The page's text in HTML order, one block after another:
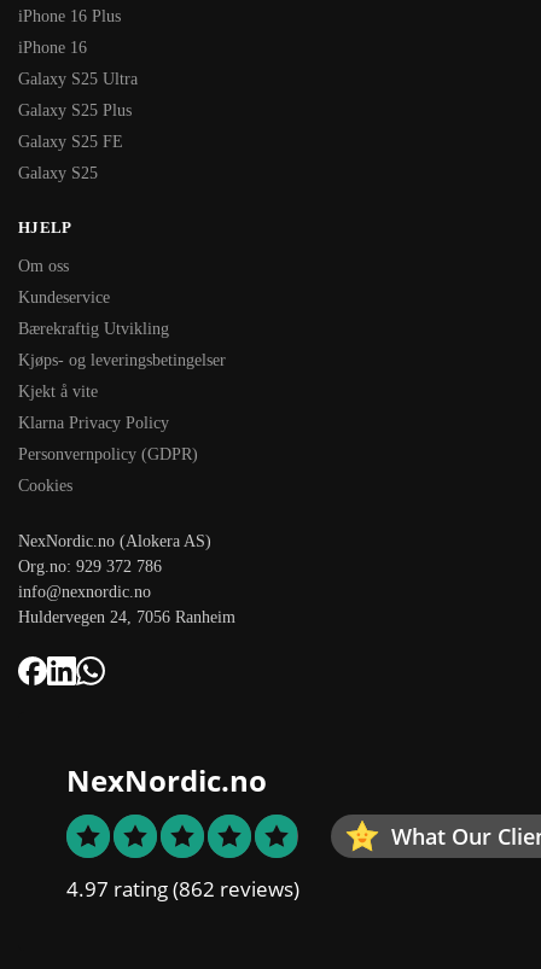
iPhone 16 Plus
iPhone 16
Galaxy S25 Ultra
Galaxy S25 Plus
Galaxy S25 FE
Galaxy S25
HJELP
Om oss
Kundeservice
Bærekraftig Utvikling
Kjøps- og leveringsbetingelser
Kjekt å vite
Klarna Privacy Policy
Personvernpolicy (GDPR)
Cookies
NexNordic.no (Alokera AS)
Org.no: 929 372 786
info@nexnordic.no
Huldervegen 24, 7056 Ranheim
NexNordic.no
What Our
4.97 rating(862 reviews)